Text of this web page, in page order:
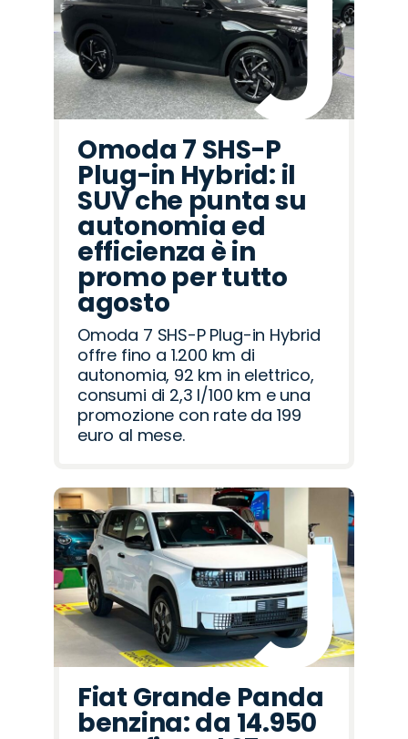
Omoda 7 SHS-P
Plug-in Hybrid: il
SUV che punta su
autonomia ed
efficienza è in
promo per tutto
agosto
Omoda 7 SHS-P Plug-in Hybrid
offre fino a 1.200 km di
autonomia, 92 km in elettrico,
consumi di 2,3 l/100 km e una
promozione con rate da 199
euro al mese.
Fiat Grande Panda
benzina: da 14.950